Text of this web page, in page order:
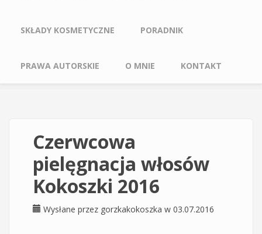
SKŁADY KOSMETYCZNE PORADNIK
PRAWA AUTORSKIE O MNIE KONTAKT
Czerwcowa
pielęgnacja włosów
Kokoszki 2016
Wysłane przez gorzkakokoszka w 03.07.2016